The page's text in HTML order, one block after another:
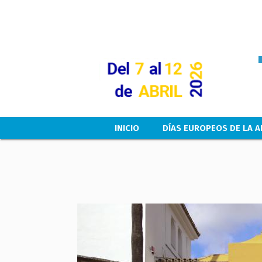
Main navigation
INICIO DÍAS EUROPEOS DE LA